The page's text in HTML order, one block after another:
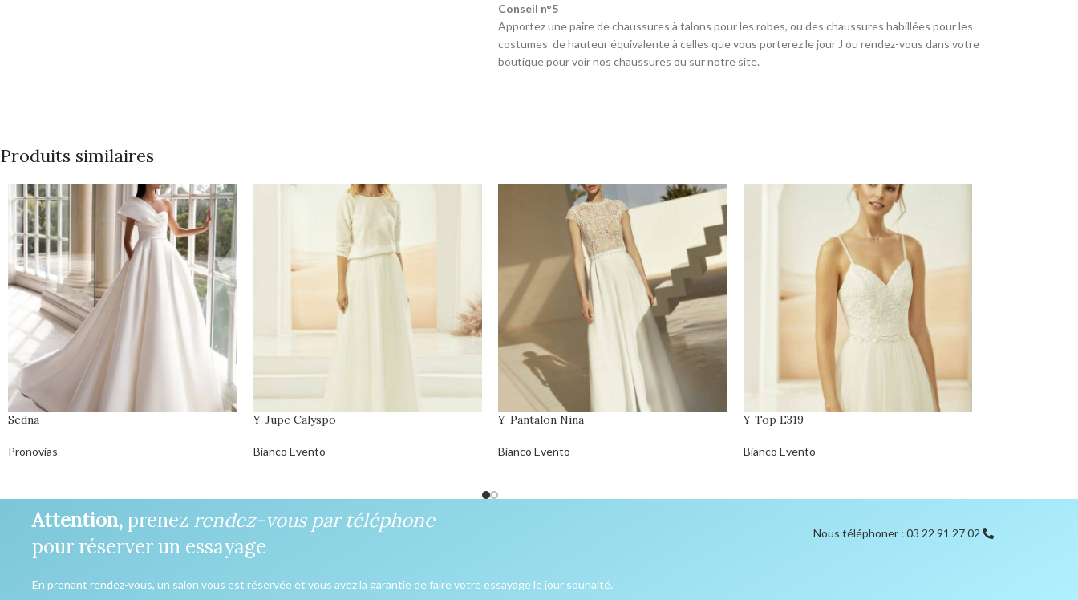
Conseil n°5
Apportez une paire de chaussures à talons pour les robes, ou des chaussures habillées pour les
costumes de hauteur équivalente à celles que vous porterez le jour J ou rendez-vous dans votre
boutique pour voir nos chaussures ou sur notre site.
Produits similaires
Sedna
Pronovias
Y-Jupe Calyspo
Bianco Evento
Y-Pantalon Nina
Bianco Evento
Y-Top E319
Bianco Evento
Attention,prenez rendez-vous par téléphone
pour réserver un essayage
En prenant rendez-vous, un salon vous est réservée et vous avez la garantie de faire votre essayage le jour souhaité.
Nous téléphoner : 03 22 91 27 02